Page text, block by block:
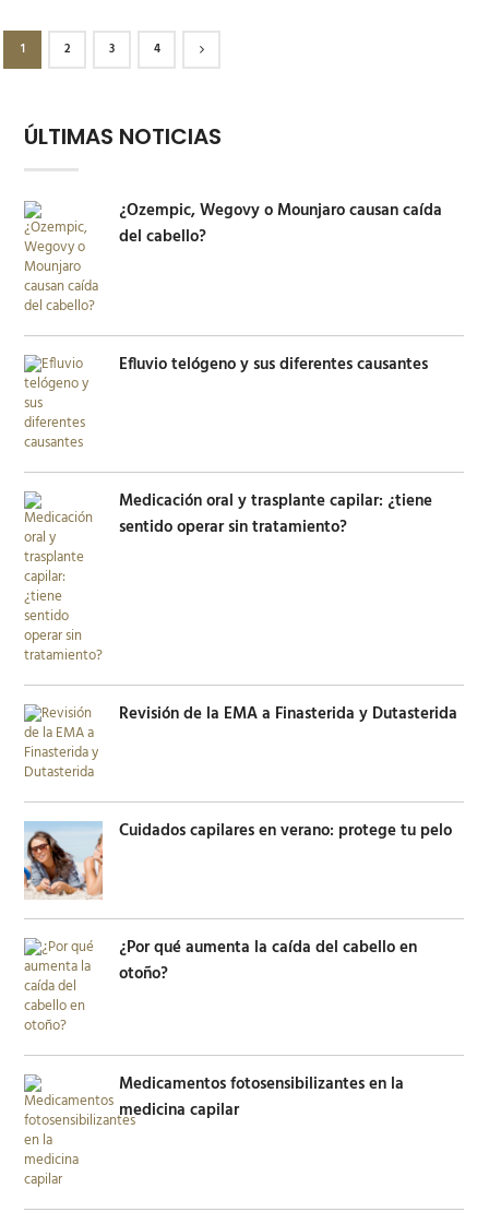
1 2 3 4
ÚLTIMAS NOTICIAS
¿Ozempic, Wegovy o Mounjaro causan caída
del cabello?
Efluvio telógeno y sus diferentes causantes
Medicación oral y trasplante capilar: ¿tiene
sentido operar sin tratamiento?
Revisión de la EMA a Finasterida y Dutasterida
Cuidados capilares en verano: protege tu pelo
¿Por qué aumenta la caída del cabello en
otoño?
Medicamentos fotosensibilizantes en la
medicina capilar